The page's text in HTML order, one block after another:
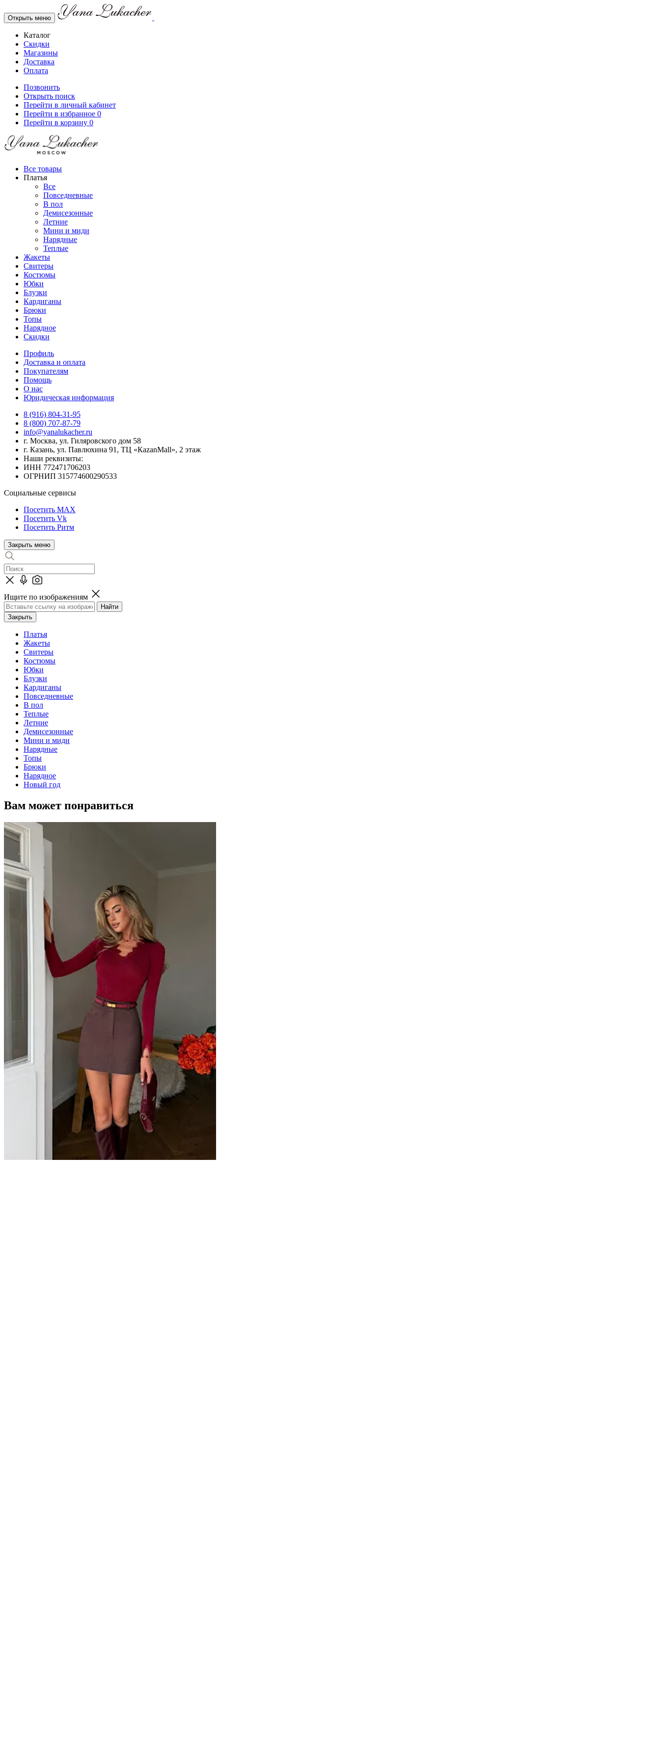
Открыть меню
Каталог
Скидки
Магазины
Доставка
Оплата
Позвонить
Открыть поиск
Перейти в личный кабинет
Перейти в избранное 0
Перейти в корзину 0
Все товары
Платья
Все
Повседневные
В пол
Демисезонные
Летние
Мини и миди
Нарядные
Теплые
Жакеты
Свитеры
Костюмы
Юбки
Блузки
Кардиганы
Брюки
Топы
Нарядное
Скидки
Профиль
Доставка и оплата
Покупателям
Помощь
О нас
Юридическая информация
8 (916) 804-31-95
8 (800) 707-87-79
info@yanalukacher.ru
г. Москва, ул. Гиляровского дом 58
г. Казань, ул. Павлюхина 91, ТЦ «КazanMall», 2 этаж
Наши реквизиты:
ИНН 772471706203
ОГРНИП 315774600290533
Социальные сервисы
Посетить MAX
Посетить Vk
Посетить Ритм
Закрыть меню
Ищите по изображениям
Закрыть
Платья
Жакеты
Свитеры
Костюмы
Юбки
Блузки
Кардиганы
Повседневные
В пол
Теплые
Летние
Демисезонные
Мини и миди
Нарядные
Топы
Брюки
Нарядное
Новый год
Вам может понравиться